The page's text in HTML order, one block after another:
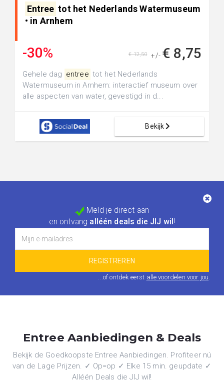
Entree tot het Nederlands Watermuseum
• in Arnhem
-30% +/- € 8,75
€ 12,50
Gehele dag entree tot het Nederlands
Watermuseum in Arnhem: interactief museum over
alle aspecten van water, gevestigd in d...
Bekijk
Meld je direct aan
en ontvang alléén deals die JIJ wil !
...of ontdek eerst alle voordelen voor jou.
Entree Aanbiedingen & Deals
Bekijk de Goedkoopste Entree Aanbiedingen. Profiteer nú
van de Lage Prijzen. ✓ Op=op ✓ Elke 15 min. geupdate ✓
Alléén Deals die JIJ wil!